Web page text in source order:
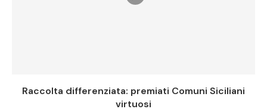
Raccolta differenziata: premiati Comuni Siciliani
virtuosi